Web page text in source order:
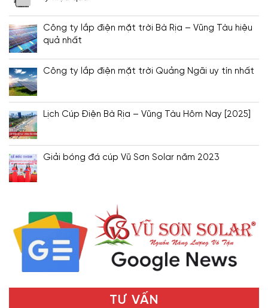
Công ty lắp điện mặt trời Bà Rịa – Vũng Tàu hiệu
quả nhất
Công ty lắp điện mặt trời Quảng Ngãi uy tín nhất
Lịch Cúp Điện Bà Rịa – Vũng Tàu Hôm Nay [2025]
Giải bóng đá cúp Vũ Sơn Solar năm 2023
TƯ VẤN